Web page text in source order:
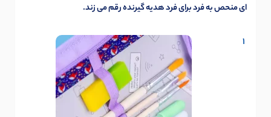
ای منحص به فرد برای فرد هدیه گیرنده رقم می زند.